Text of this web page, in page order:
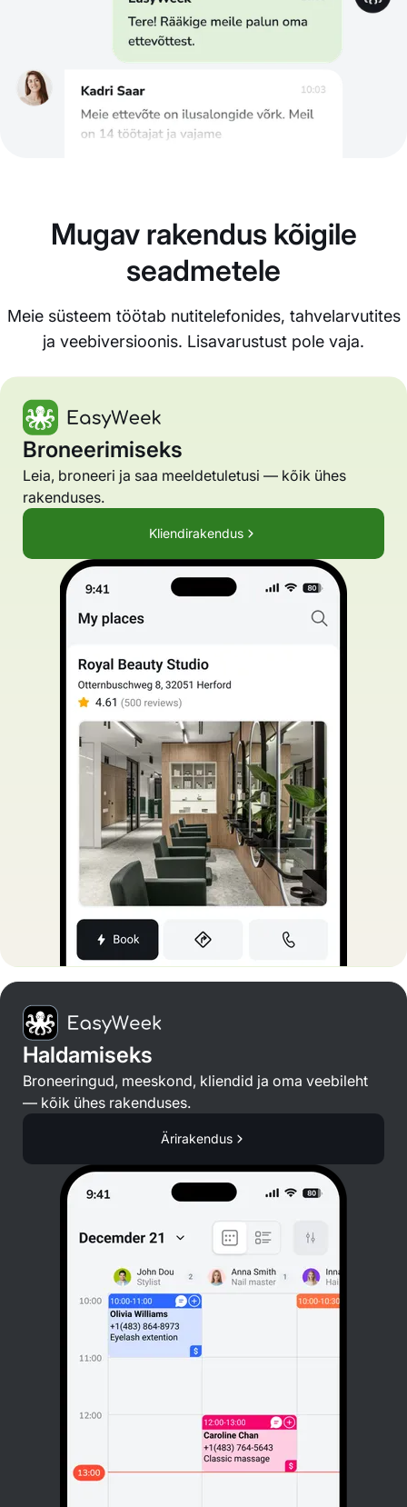
Mugav rakendus kõigile
seadmetele
Meie süsteem töötab nutitelefonides, tahvelarvutites
ja veebiversioonis. Lisavarustust pole vaja.
Broneerimiseks
Leia, broneeri ja saa meeldetuletusi — kõik ühes
rakenduses.
Kliendirakendus
Haldamiseks
Broneeringud, meeskond, kliendid ja oma veebileht
— kõik ühes rakenduses.
Ärirakendus